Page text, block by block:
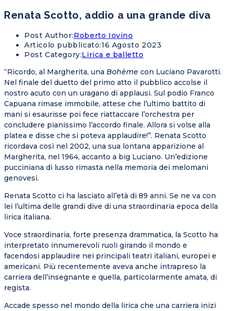
Renata Scotto, addio a una grande diva
Post Author:Roberto Iovino
Articolo pubblicato:16 Agosto 2023
Post Category:Lirica e balletto
“Ricordo, al Margherita, una Bohème con Luciano Pavarotti.
Nel finale del duetto del primo atto il pubblico accolse il
nostro acuto con un uragano di applausi. Sul podio Franco
Capuana rimase immobile, attese che l’ultimo battito di
mani si esaurisse poi fece riattaccare l’orchestra per
concludere pianissimo l’accordo finale. Allora si volse alla
platea e disse che si poteva applaudire!”. Renata Scotto
ricordava così nel 2002, una sua lontana apparizione al
Margherita, nel 1964, accanto a big Luciano. Un’edizione
pucciniana di lusso rimasta nella memoria dei melomani
genovesi.
Renata Scotto ci ha lasciato all’età di 89 anni. Se ne va con
lei l’ultima delle grandi dive di una straordinaria epoca della
lirica italiana.
Voce straordinaria, forte presenza drammatica, la Scotto ha
interpretato innumerevoli ruoli girando il mondo e
facendosi applaudire nei principali teatri italiani, europei e
americani. Più recentemente aveva anche intrapreso la
carriera dell’insegnante e quella, particolarmente amata, di
regista.
Accade spesso nel mondo della lirica che una carriera inizi